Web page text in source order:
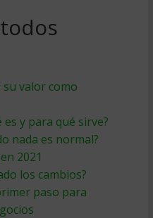
su valor como
es y para qué sirve?
nada es normal?
2021
los cambios?
paso para